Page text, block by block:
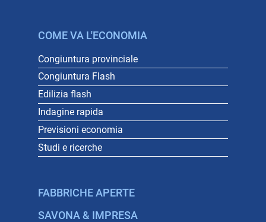
COME VA L'ECONOMIA
Congiuntura provinciale
Congiuntura Flash
Edilizia flash
Indagine rapida
Previsioni economia
Studi e ricerche
FABBRICHE APERTE
SAVONA & IMPRESA